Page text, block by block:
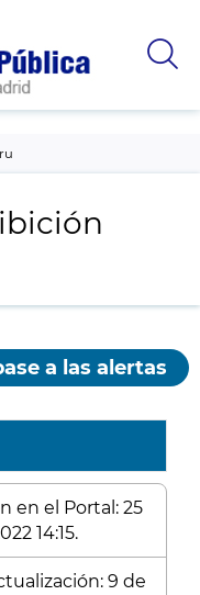
a las alertas
en el Portal: 25
14:15.
9 de